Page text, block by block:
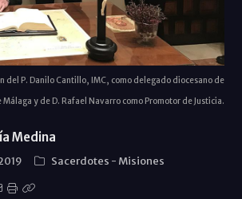
del P. Danilo Cantillo, IMC, como delegado diocesano de
Málaga y de D. Rafael Navarro como Promotor de Justicia.
Medina
Sacerdotes - Misiones